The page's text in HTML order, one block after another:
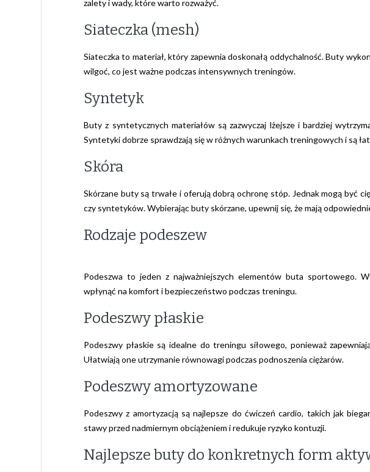
zalety i wady, które warto rozważyć.
Siateczka (mesh)
Siateczka to materiał, który zapewnia doskonałą oddychalność. Buty
wilgoć, co jest ważne podczas intensywnych treningów.
Syntetyk
Buty z syntetycznych materiałów są zazwyczaj lżejsze i bardziej
Syntetyki dobrze sprawdzają się w różnych warunkach treningowych i są
Skóra
Skórzane buty są trwałe i oferują dobrą ochronę stóp. Jednak mogą być
czy syntetyków. Wybierając buty skórzane, upewnij się, że mają
Rodzaje podeszew
Podeszwa to jeden z najważniejszych elementów buta sportowego.
wpłynąć na komfort i bezpieczeństwo podczas treningu.
Podeszwy płaskie
Podeszwy płaskie są idealne do treningu siłowego, ponieważ
Ułatwiają one utrzymanie równowagi podczas podnoszenia ciężarów.
Podeszwy amortyzowane
Podeszwy z amortyzacją są najlepsze do ćwiczeń cardio, takich jak
stawy przed nadmiernym obciążeniem i redukuje ryzyko kontuzji.
Najlepsze buty do konkretnych form